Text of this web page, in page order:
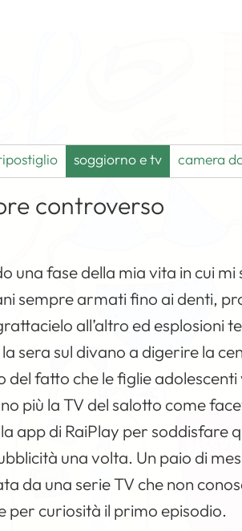
soggiorno e tv camera
controverso
fase della mia vita in cui mi
sempre armati fino ai denti,
all’altro ed esplosioni
sera sul divano a digerire la
fatto che le figlie adolescenti
più la TV del salotto come
app di RaiPlay per soddisfare
una volta. Un paio di
da una serie TV che non
per curiosità il primo episodio.